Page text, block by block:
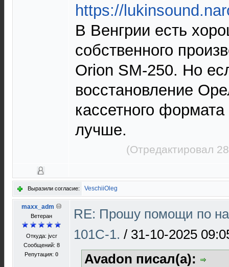
https://
В Венгрии есть
собственного
Orion SM-250. Но
восстановление
кассетного
лучше.
(Отредактировал
Выразили согласие: VeschiiOleg
maxx_adm
Ветеран
Откуда: jvcr
Сообщений: 8
Репутация: 0
RE: Прошу помощи по
101С-1. / 31-10-2025
Avadon писал(а):